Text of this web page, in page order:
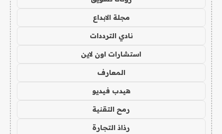
مجلة الابداع
نادي الترددات
استشارات اون لاين
المعارف
هيدب فيديو
رمح التقنية
رذاذ التجارة